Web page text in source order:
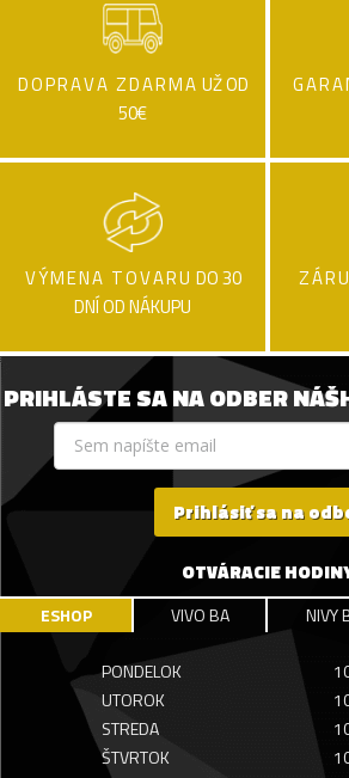
DOPRAVA ZDARMA UŽ OD
50€
VÝMENA TOVARU DO 30
DNÍ OD NÁKUPU
PRIHLÁSTE SA NA ODBER
Prihlásiť sa na
OTVÁRACIE
ESHOP VIVO BA NIVY
PONDELOK
UTOROK
STREDA
ŠTVRTOK